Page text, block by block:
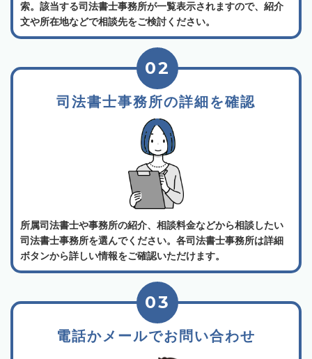
索。該当する司法書士事務所が一覧表示されますので、紹介
文や所在地などで相談先をご検討ください。
司法書士事務所の詳細を確認
02
所属司法書士や事務所の紹介、相談料金などから相談したい
司法書士事務所を選んでください。各司法書士事務所は詳細
ボタンから詳しい情報をご確認いただけます。
電話かメールでお問い合わせ
03